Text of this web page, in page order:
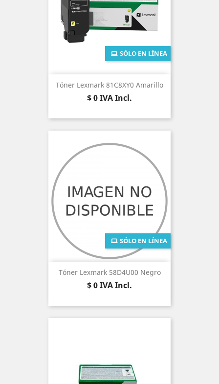
Tóner Lexmark 81C8XY0 Amarillo
Precio
$ 0IVA Incl.
SÓLO EN LÍNEA
Tóner Lexmark 58D4U00 Negro
Precio
$ 0IVA Incl.
SÓLO EN LÍNEA